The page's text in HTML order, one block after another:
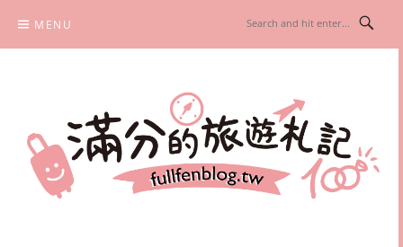
content
MENU